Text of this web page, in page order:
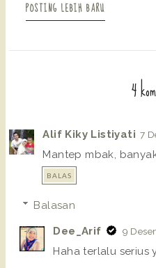
POSTING LEBIH BARU
4
Alif Kiky Listiyati 7
Mantep mbak,
BALAS
Balasan
Dee_Arif 9
Haha terlalu serius